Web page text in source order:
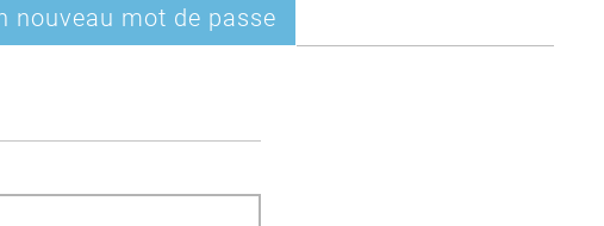
nouveau mot de passe